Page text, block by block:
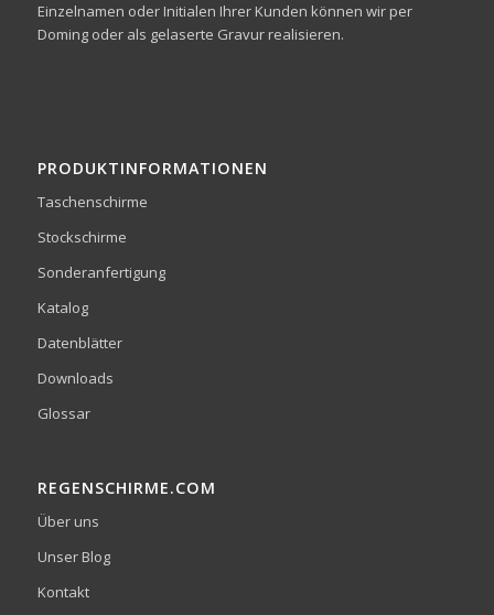
Einzelnamen oder Initialen Ihrer Kunden können wir per
Doming oder als gelaserte Gravur realisieren.
PRODUKTINFORMATIONEN
Taschenschirme
Stockschirme
Sonderanfertigung
Katalog
Datenblätter
Downloads
Glossar
REGENSCHIRME.COM
Über uns
Unser Blog
Kontakt